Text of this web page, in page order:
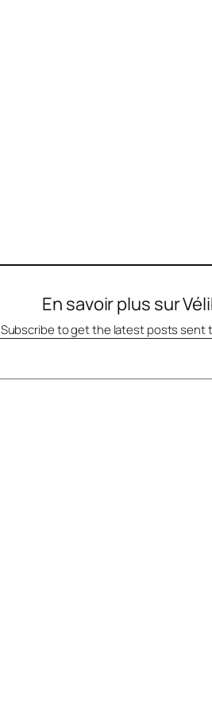
En savoir plus sur
Subscribe to get the latest posts sent